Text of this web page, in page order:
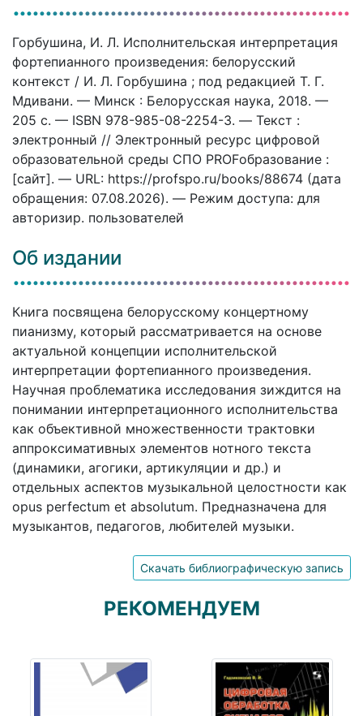
Горбушина, И. Л. Исполнительская интерпретация
фортепианного произведения: белорусский
контекст / И. Л. Горбушина ; под редакцией Т. Г.
Мдивани. — Минск : Белорусская наука, 2018. —
205 c. — ISBN 978-985-08-2254-3. — Текст :
электронный // Электронный ресурс цифровой
образовательной среды СПО PROFобразование :
[сайт]. — URL: https://profspo.ru/books/88674 (дата
обращения: 07.08.2026). — Режим доступа: для
авторизир. пользователей
Об издании
Книга посвящена белорусскому концертному
пианизму, который рассматривается на основе
актуальной концепции исполнительской
интерпретации фортепианного произведения.
Научная проблематика исследования зиждится на
понимании интерпретационного исполнительства
как объективной множественности трактовки
аппроксимативных элементов нотного текста
(динамики, агогики, артикуляции и др.) и
отдельных аспектов музыкальной целостности как
opus perfectum et absolutum. Предназначена для
музыкантов, педагогов, любителей музыки.
Скачать библиографическую запись
РЕКОМЕНДУЕМ